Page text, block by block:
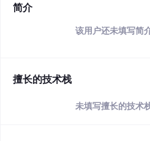
简介
该用户还未填写简
擅长的技术栈
未填写擅长的技术